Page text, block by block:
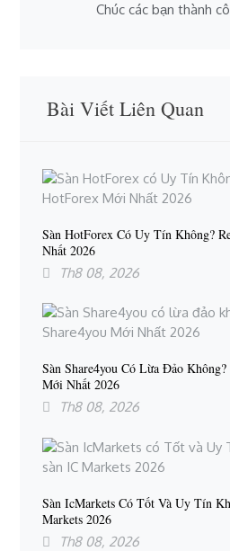
Chúc các bạn thành
Bài Viết Liên Quan
Sàn HotForex Có Uy Tín Không?
Nhất 2026
Th8 08, 2026
Sàn Share4you Có Lừa Đảo
Mới Nhất 2026
Th8 08, 2026
Sàn IcMarkets Có Tốt Và Uy Tín
Markets 2026
Th8 08, 2026